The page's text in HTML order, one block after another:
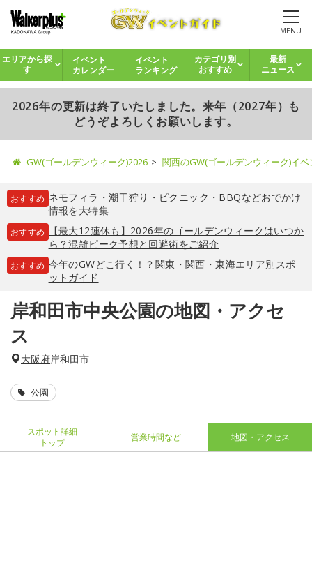
MENU
エリアから探
す
イベント
カレンダー
イベント
ランキング
カテゴリ別
おすすめ
最新
ニュース
2026年の更新は終了いたしました。来年（2027年）も
どうぞよろしくお願いします。
GW(ゴールデンウィーク)2026 関西のGW(ゴールデンウィーク)イ
おすすめ ネモフィラ ・ 潮干狩り ・ ピクニック ・ BBQなどおでかけ
情報を大特集
おすすめ
【最大12連休も】2026年のゴールデンウィークはいつか
ら？混雑ピーク予想と回避術をご紹介
おすすめ 今年のGWどこ行く！？関東・関西・東海エリア別スポ
ットガイド
岸和田市中央公園の地図・アクセ
ス
大阪府岸和田市
公園
スポット詳細
トップ
営業時間など 地図・アクセス